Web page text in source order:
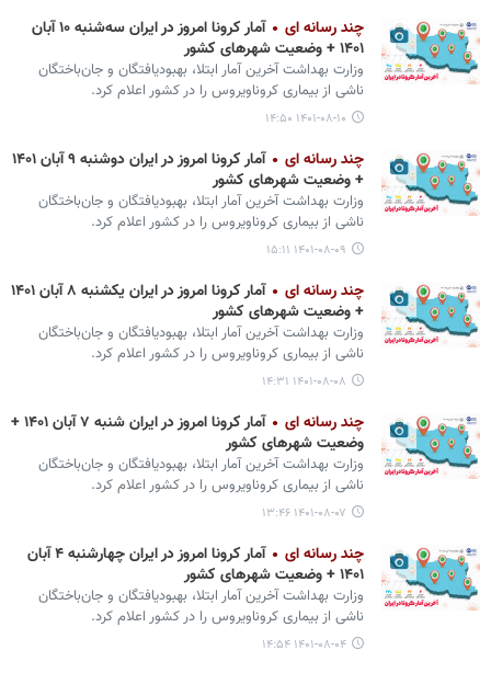
چند رسانه ای
آمار کرونا امروز در ایران سه‌شنبه ۱۰ آبان
۱۴۰۱ + وضعیت شهرهای کشور
وزارت بهداشت آخرین آمار ابتلا، بهبودیافتگان و جان‌باختگان
ناشی از بیماری کروناویروس را در کشور اعلام کرد.
۱۴۰۱-۰۸-۱۰ ۱۴:۵۰
چند رسانه ای
آمار کرونا امروز در ایران دوشنبه ۹ آبان ۱۴۰۱
+ وضعیت شهرهای کشور
وزارت بهداشت آخرین آمار ابتلا، بهبودیافتگان و جان‌باختگان
ناشی از بیماری کروناویروس را در کشور اعلام کرد.
۱۴۰۱-۰۸-۰۹ ۱۵:۱۱
چند رسانه ای
آمار کرونا امروز در ایران یکشنبه ۸ آبان ۱۴۰۱
+ وضعیت شهرهای کشور
وزارت بهداشت آخرین آمار ابتلا، بهبودیافتگان و جان‌باختگان
ناشی از بیماری کروناویروس را در کشور اعلام کرد.
۱۴۰۱-۰۸-۰۸ ۱۴:۳۱
چند رسانه ای
آمار کرونا امروز در ایران شنبه ۷ آبان ۱۴۰۱ +
وضعیت شهرهای کشور
وزارت بهداشت آخرین آمار ابتلا، بهبودیافتگان و جان‌باختگان
ناشی از بیماری کروناویروس را در کشور اعلام کرد.
۱۴۰۱-۰۸-۰۷ ۱۳:۴۶
چند رسانه ای
آمار کرونا امروز در ایران چهارشنبه ۴ آبان
۱۴۰۱ + وضعیت شهرهای کشور
وزارت بهداشت آخرین آمار ابتلا، بهبودیافتگان و جان‌باختگان
ناشی از بیماری کروناویروس را در کشور اعلام کرد.
۱۴۰۱-۰۸-۰۴ ۱۴:۵۴